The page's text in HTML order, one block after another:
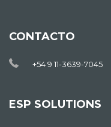
CONTACTO
+54 9 11-3639-7045
ESP SOLUTIONS